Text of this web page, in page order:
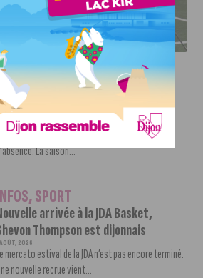
AVEC PIERRE-HENRI DEBALLON,
EN LIGUE 2
SPORT
DFCO : Rencontre avec Pierre-Henri
l’artisan de la montée en
2
7 AOÛT, 2026
Le DFCO est de retour en Ligue 2 après trois ans
La saison...
,SPORT
arrivée à la JDA Basket,
Thompson est dijonnais
2026
mercato estival de la JDA n’est pas encore terminé.
nouvelle recrue vient...